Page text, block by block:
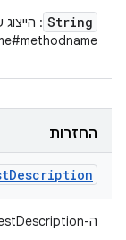
String
:
החזרות
Description
ה-TestDescription או null אם לא ניתן לנתח אותו